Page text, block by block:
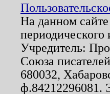
На данном
Учредитель:
Союза
680032,
ф.84212296081.